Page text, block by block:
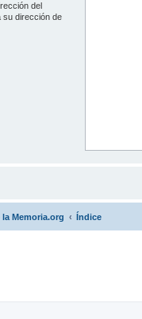
del
su dirección de
la Memoria.org Índice